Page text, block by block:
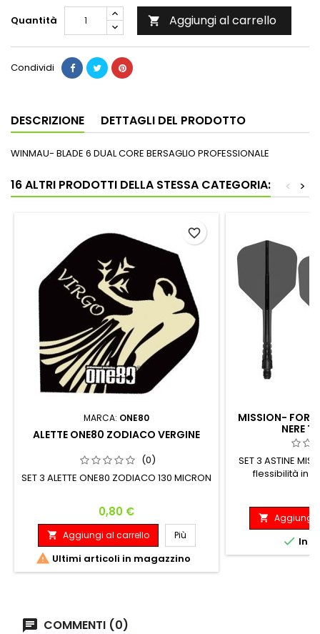
Quantità  Aggiungi al carrello
Condividi
DESCRIZIONE DETTAGLI DEL PRODOTTO
WINMAU- BLADE 6 DUAL CORE BERSAGLIO PROFESSIONALE
16 ALTRI PRODOTTI DELLA STESSA CATEGORIA: >
<
MARCA: ONE80
ALETTE ONE80 ZODIACO VERGINE
(0)
SET 3 ALETTE ONE80 ZODIACO 130 MICRON
Prezzo
0,80 €
 Aggiungi al carrello Più
 Ultimi articoli in magazzino
favorite_border
MISSION-
NERE
SET 3 ASTINE
flessibilità in
materiali di
Force 90
perfetto di 90
 Aggiungi
 In
COMMENTI (0)